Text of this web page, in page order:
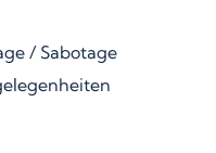
/ Sabotage